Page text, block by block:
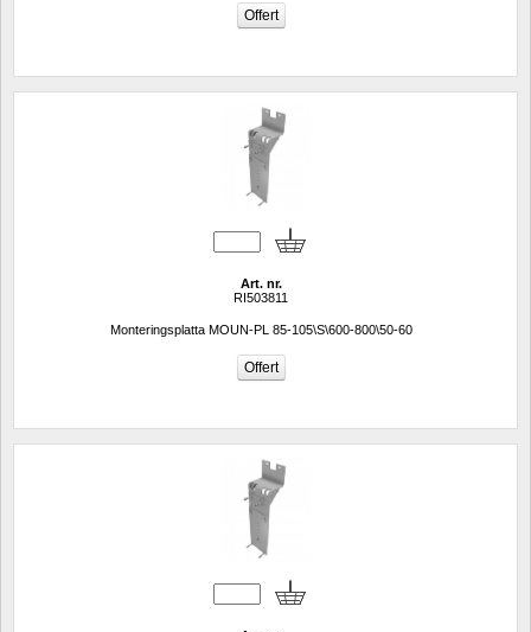
Art. nr.
RI503811
Monteringsplatta MOUN-PL 85-105\S\600-800\50-60